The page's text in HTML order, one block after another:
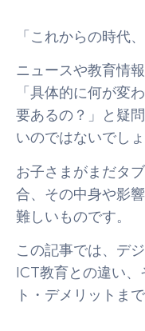
「これからの時代
ニュースや教育情
「具体的に何が変
要あるの？」と疑
いのではないでしょ
お子さまがまだタ
合、その中身や影
難しいものです。
この記事では、デ
ICT教育との違い
ト・デメリットま